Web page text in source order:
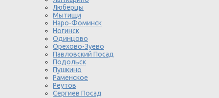
Люберцы
Мытищи
Наро-Фоминск
Ногинск
Одинцово
Орехово-Зуево
Павловский Посад
Подольск
Пушкино
Раменское
Реутов
Сергиев Посад